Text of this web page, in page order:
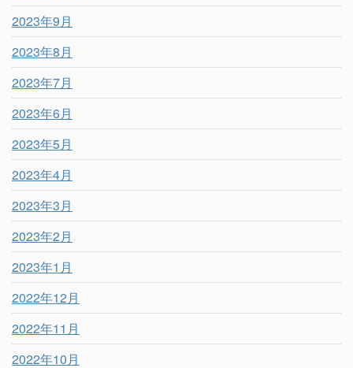
2023年9月
2023年8月
2023年7月
2023年6月
2023年5月
2023年4月
2023年3月
2023年2月
2023年1月
2022年12月
2022年11月
2022年10月